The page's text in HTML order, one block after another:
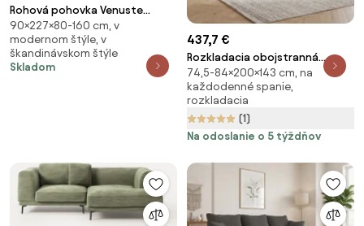
Rohová pohovka Venuste
plátenná sivá
90×227×80-160 cm, v
modernom štýle, v
škandinávskom štýle
Skladom
437,7 €
Rozkladacia obojstranná
sedacia súprava do L VENORIA
SLIM 200x143 cm, púdrovo
ružová + 2 vankúšiky ZDARMA
74,5-84×200×143 cm, na
každodenné spanie,
rozkladacia
(1)
Na odoslanie o 5 týždňov